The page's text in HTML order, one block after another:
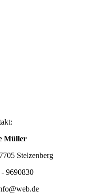
Müller
Stelzenberg
9690830